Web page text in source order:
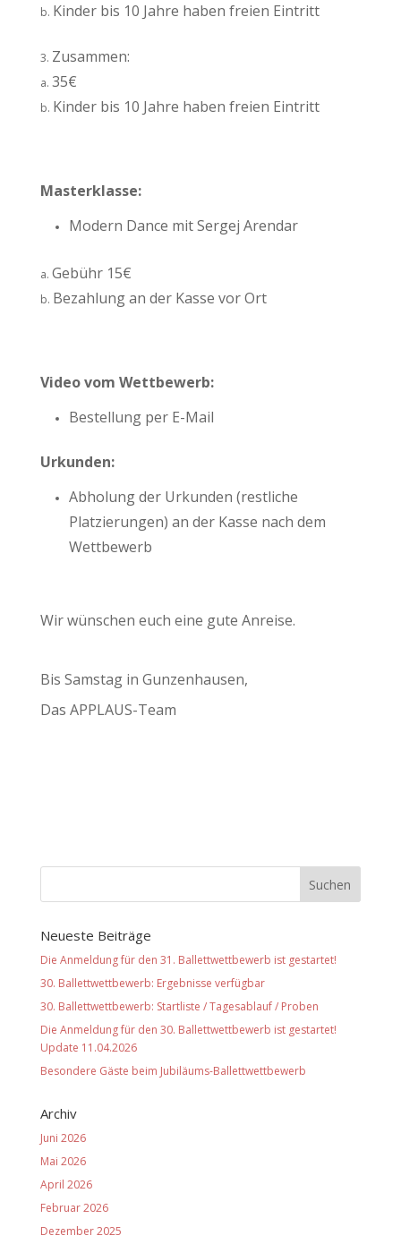
Kinder bis 10 Jahre haben freien Eintritt
Zusammen:
35€
Kinder bis 10 Jahre haben freien Eintritt
Masterklasse:
Modern Dance mit Sergej Arendar
Gebühr 15€
Bezahlung an der Kasse vor Ort
Video vom Wettbewerb:
Bestellung per E-Mail
Urkunden:
Abholung der Urkunden (restliche
Platzierungen) an der Kasse nach dem
Wettbewerb
Wir wünschen euch eine gute Anreise.
Bis Samstag in Gunzenhausen,
Das APPLAUS-Team
Neueste Beiträge
Die Anmeldung für den 31. Ballettwettbewerb ist gestartet!
30. Ballettwettbewerb: Ergebnisse verfügbar
30. Ballettwettbewerb: Startliste / Tagesablauf / Proben
Die Anmeldung für den 30. Ballettwettbewerb ist gestartet!
Update 11.04.2026
Besondere Gäste beim Jubiläums-Ballettwettbewerb
Archiv
Juni 2026
Mai 2026
April 2026
Februar 2026
Dezember 2025